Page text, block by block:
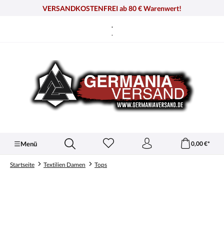
VERSANDKOSTENFREI ab 80 € Warenwert!
.
.
Menü 0,00 €*
Startseite Textilien Damen Tops